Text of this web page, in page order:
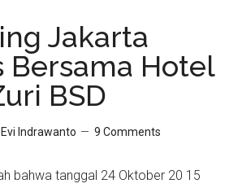
Jakarta
Bersama Hotel
BSD
Evi Indrawanto 9 Comments
bahwa tanggal 24 Oktober 20 15